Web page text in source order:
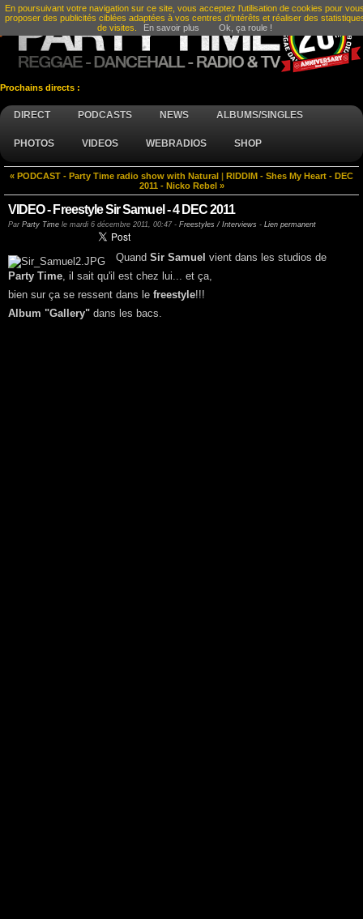
Prochains directs :
DIRECT PODCASTS NEWS ALBUMS/SINGLES
PHOTOS VIDEOS WEBRADIOS SHOP
« PODCAST - Party Time radio show with Natural
RIDDIM - Shes My Heart - DEC
2011 - Nicko Rebel »
VIDEO - Freestyle Sir Samuel - 4 DEC 2011
Par Party Time le mardi 6 décembre 2011, 00:47 - Freestyles / Interviews - Lien permanent
QuandSir Samuel vient dans les studios de
Party Time, il sait qu'il est chez lui... et ça,
bien sur ça se ressent dans le freestyle!!!
Album "Gallery" dans les bacs.
En poursuivant votre navigation sur ce site, vous acceptez l’utilisation de cookies pour
proposer des publicités ciblées adaptées à vos centres d’intérêts et réaliser des
de visites.
En savoir plus Ok, ça roule !